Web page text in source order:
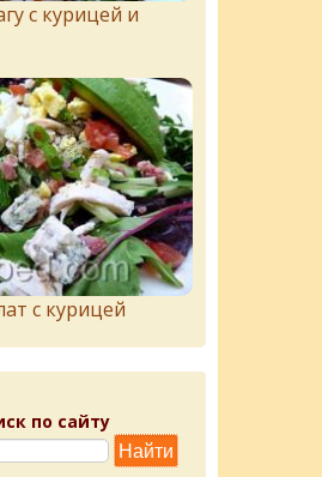
с курицей и
с курицей
по сайту